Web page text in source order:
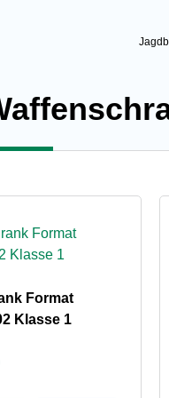
Format
Klasse 1